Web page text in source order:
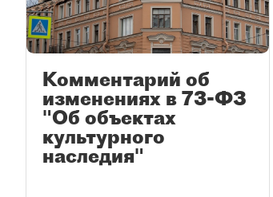
Комментарий об
изменениях в 73-ФЗ
"Об объектах
культурного
наследия"